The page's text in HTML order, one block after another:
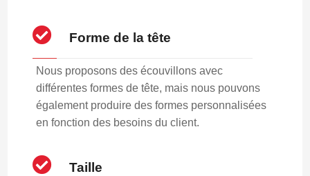
Forme de la tête
Nous proposons des écouvillons avec
différentes formes de tête, mais nous pouvons
également produire des formes personnalisées
en fonction des besoins du client.
Taille